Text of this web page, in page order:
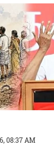
08:37 AM